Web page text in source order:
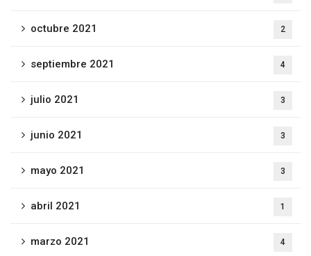
octubre 2021 2
septiembre 2021 4
julio 2021 3
junio 2021 3
mayo 2021 3
abril 2021 1
marzo 2021 4